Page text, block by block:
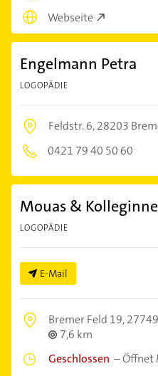
Webseite
Engelmann Petra
LOGOPÄDIE
Feldstr. 6,28203
0421 79 40 50 60
Mouas &
LOGOPÄDIE
E-Mail
Bremer Feld 19,
7,6 km
Geschlossen –Öffnet